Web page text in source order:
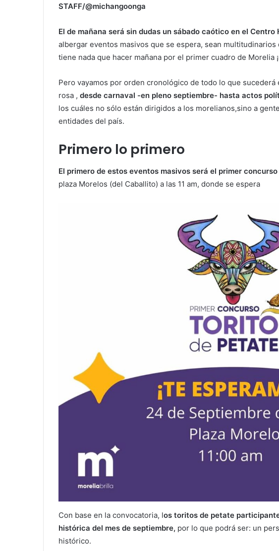
STAFF/@michangoonga
El de mañana será sin dudas un sábado caótico en el Centro
albergar eventos masivos que se espera, sean
tiene nada que hacer mañana por el primer cuadro de Morelia
Pero vayamos por orden cronológico de todo lo que
rosa , desde carnaval -en pleno septiembre- hasta actos
los cuáles no sólo están dirigidos a los morelianos,sino a
entidades del país.
Primero lo primero
El primero de estos eventos masivos será el primer
plaza Morelos (del Caballito) a las 11 am, donde se espera
Con base en la convocatoria, los toritos de petate
histórica del mes de septiembre, por lo que podrá ser: un
histórico.